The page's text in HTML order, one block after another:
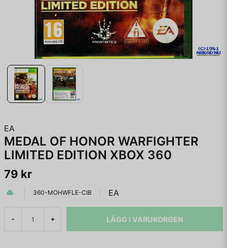
EA
MEDAL OF HONOR WARFIGHTER
LIMITED EDITION XBOX 360
79 kr
360-MOHWFLE-CIB EA
- + LÄGG I VARUKORGEN